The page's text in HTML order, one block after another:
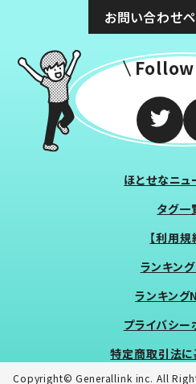
お問い合わせ
ほとせなニュ
タグ一
【利用規
ランキン
ランキング
プライバシー
特定商取引法に
Copyright© Generallink inc. All